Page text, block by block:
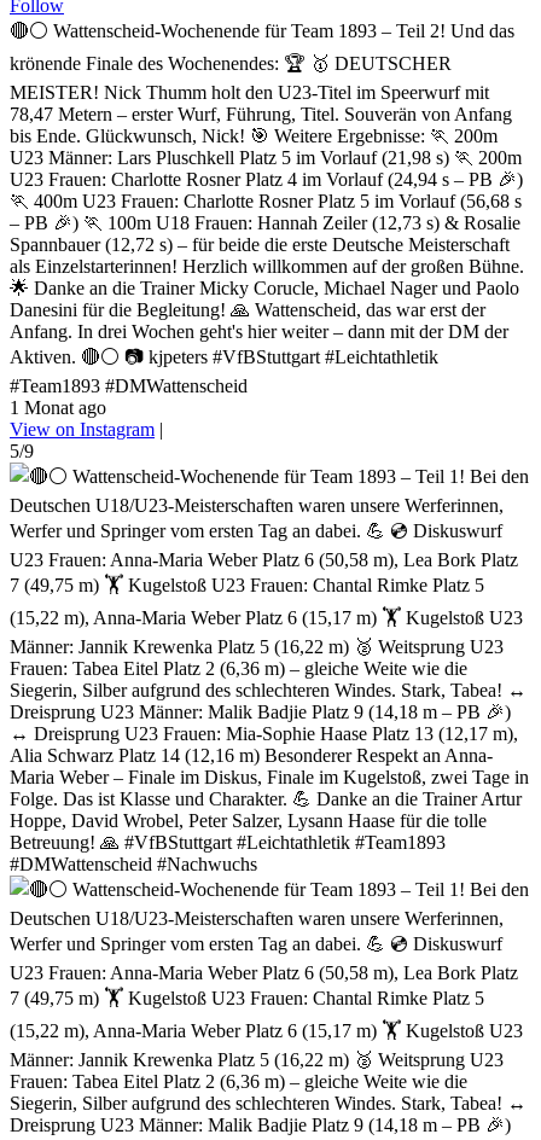
Follow
🔴⚪ Wattenscheid-Wochenende für Team 1893 – Teil 2! Und das
krönende Finale des Wochenendes: 🏆 🥇 DEUTSCHER
MEISTER! Nick Thumm holt den U23-Titel im Speerwurf mit
78,47 Metern – erster Wurf, Führung, Titel. Souverän von Anfang
bis Ende. Glückwunsch, Nick! 🎯 Weitere Ergebnisse: 🏃 200m
U23 Männer: Lars Pluschkell Platz 5 im Vorlauf (21,98 s) 🏃 200m
U23 Frauen: Charlotte Rosner Platz 4 im Vorlauf (24,94 s – PB 🎉)
🏃 400m U23 Frauen: Charlotte Rosner Platz 5 im Vorlauf (56,68 s
– PB 🎉) 🏃 100m U18 Frauen: Hannah Zeiler (12,73 s) & Rosalie
Spannbauer (12,72 s) – für beide die erste Deutsche Meisterschaft
als Einzelstarterinnen! Herzlich willkommen auf der großen Bühne.
🌟 Danke an die Trainer Micky Corucle, Michael Nager und Paolo
Danesini für die Begleitung! 🙏 Wattenscheid, das war erst der
Anfang. In drei Wochen geht's hier weiter – dann mit der DM der
Aktiven. 🔴⚪ 📷 kjpeters #VfBStuttgart #Leichtathletik
#Team1893 #DMWattenscheid
1 Monat ago
View on Instagram |
5/9